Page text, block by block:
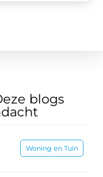
blogs
Woning en Tuin